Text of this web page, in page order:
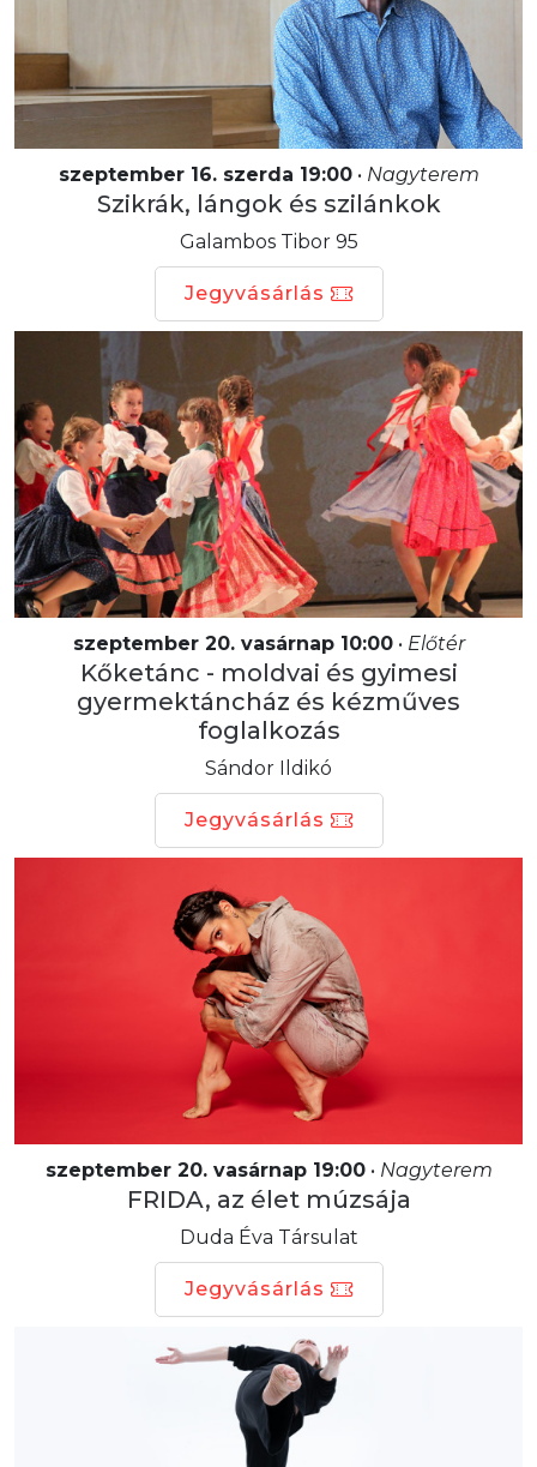
szeptember 16. szerda 19:00• Nagyterem
Szikrák, lángok és szilánkok
Galambos Tibor 95
Jegyvásárlás
szeptember 20. vasárnap 10:00• Előtér
Kőketánc - moldvai és gyimesi
gyermektáncház és kézműves
foglalkozás
Sándor Ildikó
Jegyvásárlás
szeptember 20. vasárnap 19:00• Nagyterem
FRIDA, az élet múzsája
Duda Éva Társulat
Jegyvásárlás